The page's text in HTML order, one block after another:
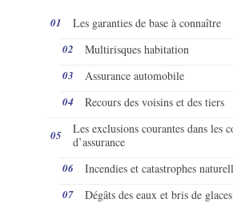
Les garanties de base à connaître
Multirisques habitation
Assurance automobile
Recours des voisins et des tiers
Les exclusions courantes dans les
d’assurance
Incendies et catastrophes
Dégâts des eaux et bris de glaces